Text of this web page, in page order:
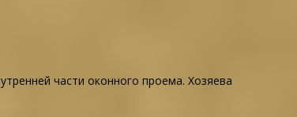
части оконного проема. Хозяева